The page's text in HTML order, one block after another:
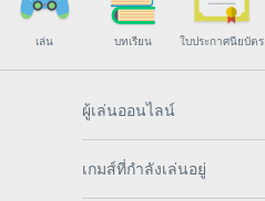
เล่น บทเรียน ใบประกาศนียบัตร
ผู้เล่นออนไลน์
เกมส์ที่กำลังเล่นอยู่